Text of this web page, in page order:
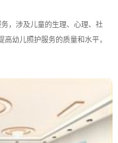
，涉及儿童的生理、心理、社
幼儿照护服务的质量和水平，